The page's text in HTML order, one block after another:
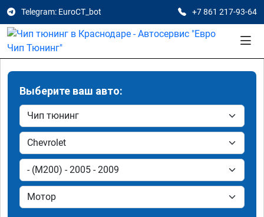
Telegram: EuroCT_bot +7 861 217-93-64
Выберите ваш авто: